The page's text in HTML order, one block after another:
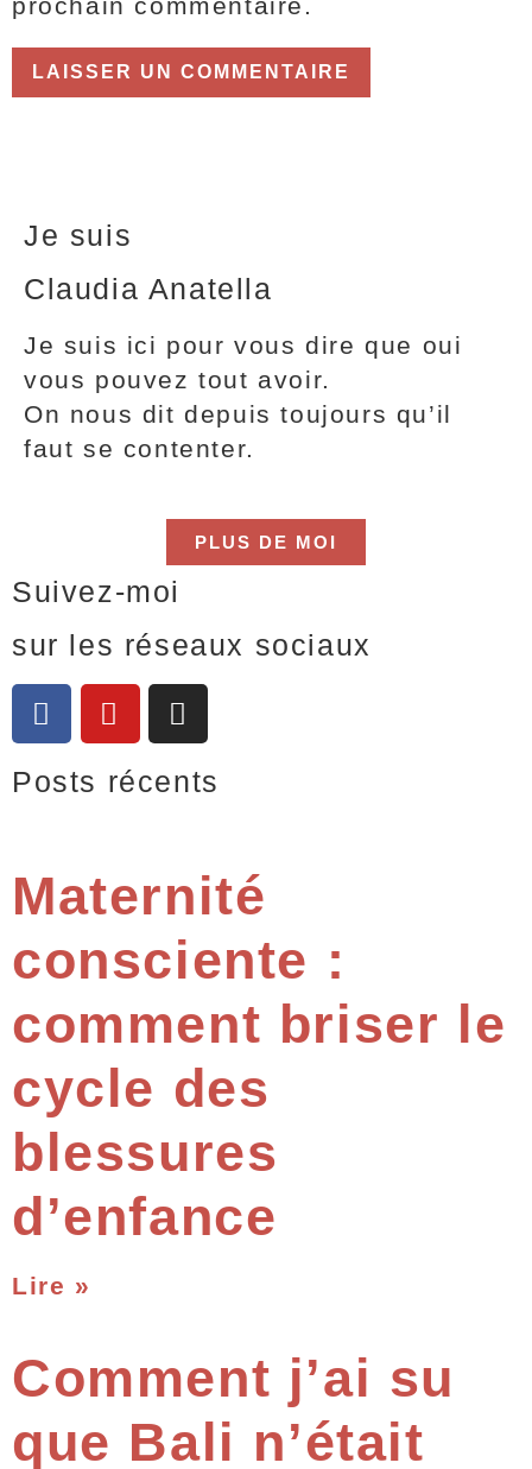
Je suis
Claudia Anatella
Je suis ici pour vous dire que oui
vous pouvez tout avoir.
On nous dit depuis toujours qu’il
faut se contenter.
PLUS DE MOI
Suivez-moi
sur les réseaux sociaux
Posts récents
Maternité
consciente :
comment briser le
cycle des
blessures
d’enfance
Lire »
Comment j’ai su
que Bali n’était